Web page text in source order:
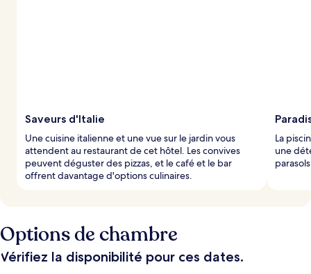
Saveurs d'Italie
Une cuisine italienne et une vue sur le jardin vous
attendent au restaurant de cet hôtel. Les convives
peuvent déguster des pizzas, et le café et le bar
offrent davantage d'options culinaires.
La
une
Options de chambre
Vérifiez la disponibilité pour ces dates.